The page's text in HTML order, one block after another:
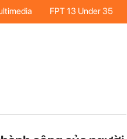
FPT 13 Under 35